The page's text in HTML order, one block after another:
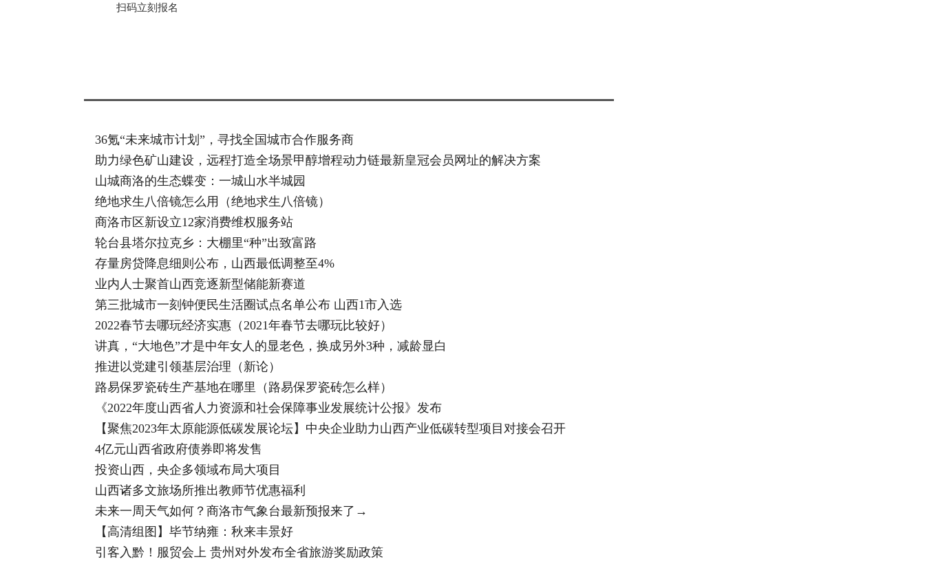
扫码立刻报名
36氪“未来城市计划”，寻找全国城市合作服务商
助力绿色矿山建设，远程打造全场景甲醇增程动力链最新皇冠会员网址的解决方案
山城商洛的生态蝶变：一城山水半城园
绝地求生八倍镜怎么用（绝地求生八倍镜）
商洛市区新设立12家消费维权服务站
轮台县塔尔拉克乡：大棚里“种”出致富路
存量房贷降息细则公布，山西最低调整至4%
业内人士聚首山西竞逐新型储能新赛道
第三批城市一刻钟便民生活圈试点名单公布 山西1市入选
2022春节去哪玩经济实惠（2021年春节去哪玩比较好）
讲真，“大地色”才是中年女人的显老色，换成另外3种，减龄显白
推进以党建引领基层治理（新论）
路易保罗瓷砖生产基地在哪里（路易保罗瓷砖怎么样）
《2022年度山西省人力资源和社会保障事业发展统计公报》发布
【聚焦2023年太原能源低碳发展论坛】中央企业助力山西产业低碳转型项目对接会召开
4亿元山西省政府债券即将发售
投资山西，央企多领域布局大项目
山西诸多文旅场所推出教师节优惠福利
未来一周天气如何？商洛市气象台最新预报来了→
【高清组图】毕节纳雍：秋来丰景好
引客入黔！服贸会上 贵州对外发布全省旅游奖励政策